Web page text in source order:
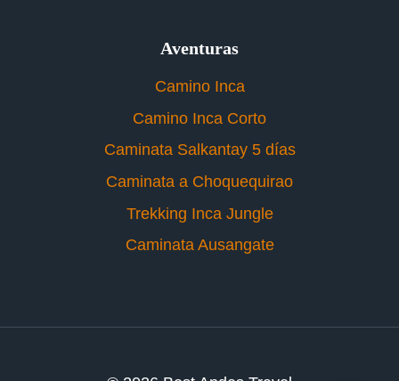
Aventuras
Camino Inca
Camino Inca Corto
Caminata Salkantay 5 días
Caminata a Choquequirao
Trekking Inca Jungle
Caminata Ausangate